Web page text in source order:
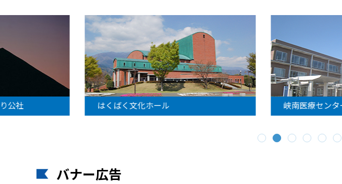
はくばく文化ホール 峡南医療センター企
バナー広告